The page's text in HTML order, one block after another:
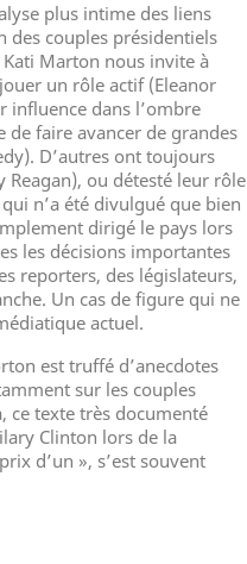
plus intime des liens
des couples présidentiels
Marton nous invite à
un rôle actif (Eleanor
influence dans l’ombre
de faire avancer de grandes
D’autres ont toujours
ou détesté leur rôle
n’a été divulgué que bien
dirigé le pays lors
les décisions importantes
reporters, des législateurs,
Un cas de figure qui ne
actuel.
est truffé d’anecdotes
sur les couples
ce texte très documenté
Clinton lors de la
d’un », s’est souvent